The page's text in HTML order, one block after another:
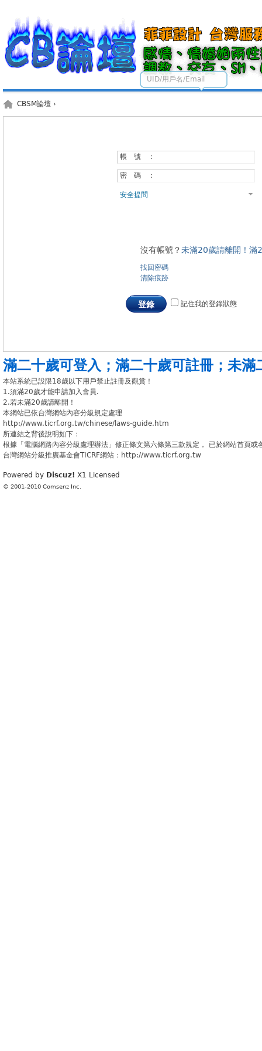
UID/用戶名/Email
CBSM論壇 ›
帳 號 ：
密 碼 ：
安全提問
沒有帳號？未滿20歲請離開！滿
找回密碼
清除痕跡
登錄 記住我的登錄狀態
滿二十歲可登入 ； 滿二十歲可註冊 ； 未滿
本站系統已設限18歲以下用戶禁止註冊及觀賞！
1.須滿20歲才能申請加入會員.
2.若未滿20歲請離開！
本網站已依台灣網站內容分級規定處理
http://www.ticrf.org.tw/chinese/laws-guide.htm
所連結之背後說明如下：
根據「電腦網路內容分級處理辦法」修正條文第六條第三款規定， 已於網站首頁
台灣網站分級推廣基金會TICRF網站：http://www.ticrf.org.tw
Powered by Discuz! X1 Licensed
© 2001-2010 Comsenz Inc.